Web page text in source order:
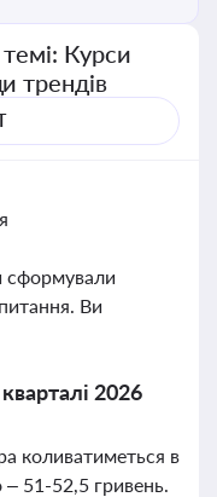
Курси
трендів
сформували
Ви
2026
коливатиметься в
51-52,5 гривень.